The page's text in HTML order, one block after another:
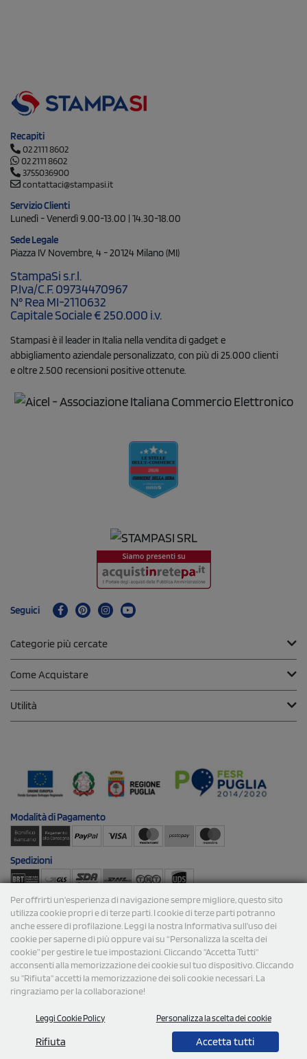
Per offrirti un'esperienza di navigazione sempre migliore, questo sito
utilizza cookie propri e di terze parti. I cookie di terze parti potranno
anche essere di profilazione. Leggi la nostra Informativa sull’uso dei
cookie per saperne di più oppure vai su “Personalizza la scelta dei
cookie” per gestire le tue impostazioni. Cliccando "Accetta Tutti"
acconsenti alla memorizzazione dei cookie sul tuo dispositivo. Cliccando
su "Rifiuta" accetti la memorizzazione dei soli cookie necessari. La
ringraziamo per la collaborazione!
Leggi Cookie Policy Personalizza la scelta dei cookie
Rifiuta Accetta tutti
Recapiti
02 2111 8602
02 2111 8602
3755036900
contattaci@stampasi.it
Servizio Clienti
Lunedì - Venerdì 9.00-13.00 | 14.30-18.00
Sede Legale
Piazza IV Novembre, 4 - 20124 Milano (MI)
StampaSi s.r.l.
P.Iva/C.F. 09734470967
N° Rea MI-2110632
Capitale Sociale € 250.000 i.v.
Stampasi è il leader in Italia nella vendita di gadget e
abbigliamento aziendale personalizzato, con più di 25.000 clienti
e oltre 2.500 recensioni positive ottenute.
Seguici
Categorie più cercate
Come Acquistare
Utilità
Modalità diPagamento
Spedizioni
© 2026 StampaSi s.r.l. TUTTI I DIRITTI SONO RISERVATI -
P.Iva/C.F. 09734470967 - N° Rea MI-2110632